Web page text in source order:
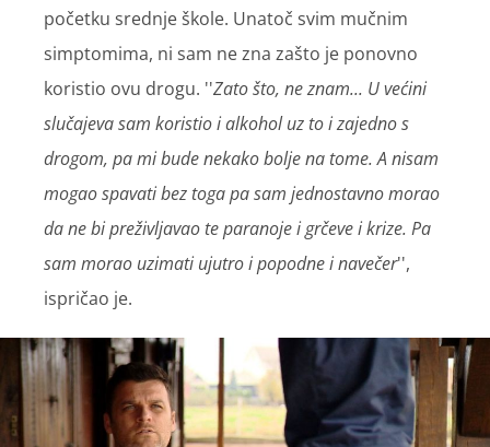
početku srednje škole. Unatoč svim mučnim
simptomima, ni sam ne zna zašto je ponovno
koristio ovu drogu. ''Zato što, ne znam... U većini
slučajeva sam koristio i alkohol uz to i zajedno s
drogom, pa mi bude nekako bolje na tome. A nisam
mogao spavati bez toga pa sam jednostavno morao
da ne bi preživljavao te paranoje i grčeve i krize. Pa
sam morao uzimati ujutro i popodne i navečer'',
ispričao je.